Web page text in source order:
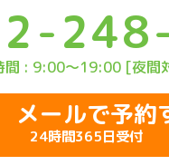
間 : 9:00～19:00 [夜間
ールで予約
24時間365日受付